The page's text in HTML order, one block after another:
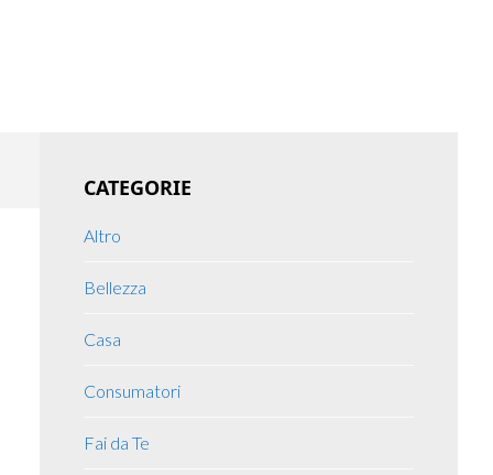
Sidebar
CATEGORIE
Altro
Bellezza
Casa
Consumatori
Fai da Te